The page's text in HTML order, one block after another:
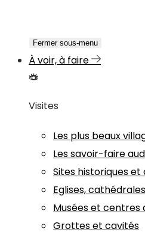
Fermer sous-menu
À voir, à faire
Visites
Les plus beaux
Les savoir-faire
Sites historiques
Eglises,
Musées et centres
Grottes et cavités